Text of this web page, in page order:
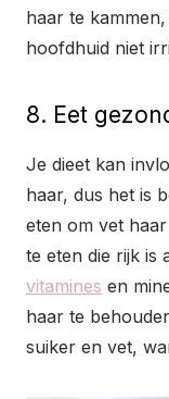
haar te
hoofdhuid niet
8. Eet
Je dieet kan
haar, dus het is
eten om vet
te eten die rijk is
vitamines en
haar te
suiker en vet,